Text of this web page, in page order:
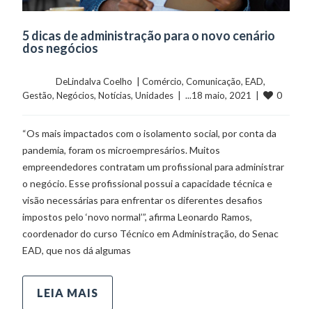
5 dicas de administração para o novo cenário
dos negócios
	    	DeLindalva Coelho  |
Comércio, Comunicação, EAD
Gestão, Negócios, Notícias, Unidades
  |  ...18 maio, 2021  |
0
“Os mais impactados com o isolamento social, por conta da
pandemia, foram os microempresários. Muitos
empreendedores contratam um profissional para administrar
o negócio. Esse profissional possui a capacidade técnica e
visão necessárias para enfrentar os diferentes desafios
impostos pelo ‘novo normal’”, afirma Leonardo Ramos,
coordenador do curso Técnico em Administração, do Senac
EAD, que nos dá algumas
LEIA MAIS